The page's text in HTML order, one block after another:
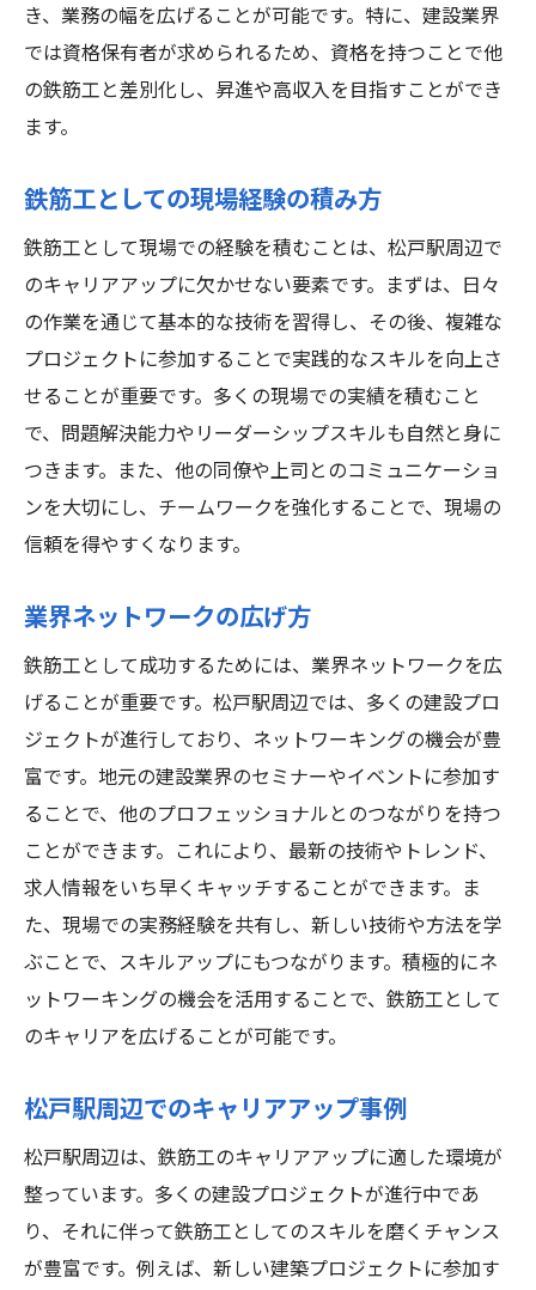
き、業務の幅を広げることが可能です。特に、建設業界
では資格保有者が求められるため、資格を持つことで他
の鉄筋工と差別化し、昇進や高収入を目指すことができ
ます。
鉄筋工としての現場経験の積み方
鉄筋工として現場での経験を積むことは、松戸駅周辺で
のキャリアアップに欠かせない要素です。まずは、日々
の作業を通じて基本的な技術を習得し、その後、複雑な
プロジェクトに参加することで実践的なスキルを向上さ
せることが重要です。多くの現場での実績を積むこと
で、問題解決能力やリーダーシップスキルも自然と身に
つきます。また、他の同僚や上司とのコミュニケーショ
ンを大切にし、チームワークを強化することで、現場の
信頼を得やすくなります。
業界ネットワークの広げ方
鉄筋工として成功するためには、業界ネットワークを広
げることが重要です。松戸駅周辺では、多くの建設プロ
ジェクトが進行しており、ネットワーキングの機会が豊
富です。地元の建設業界のセミナーやイベントに参加す
ることで、他のプロフェッショナルとのつながりを持つ
ことができます。これにより、最新の技術やトレンド、
求人情報をいち早くキャッチすることができます。ま
た、現場での実務経験を共有し、新しい技術や方法を学
ぶことで、スキルアップにもつながります。積極的にネ
ットワーキングの機会を活用することで、鉄筋工として
のキャリアを広げることが可能です。
松戸駅周辺でのキャリアアップ事例
松戸駅周辺は、鉄筋工のキャリアアップに適した環境が
整っています。多くの建設プロジェクトが進行中であ
り、それに伴って鉄筋工としてのスキルを磨くチャンス
が豊富です。例えば、新しい建築プロジェクトに参加す